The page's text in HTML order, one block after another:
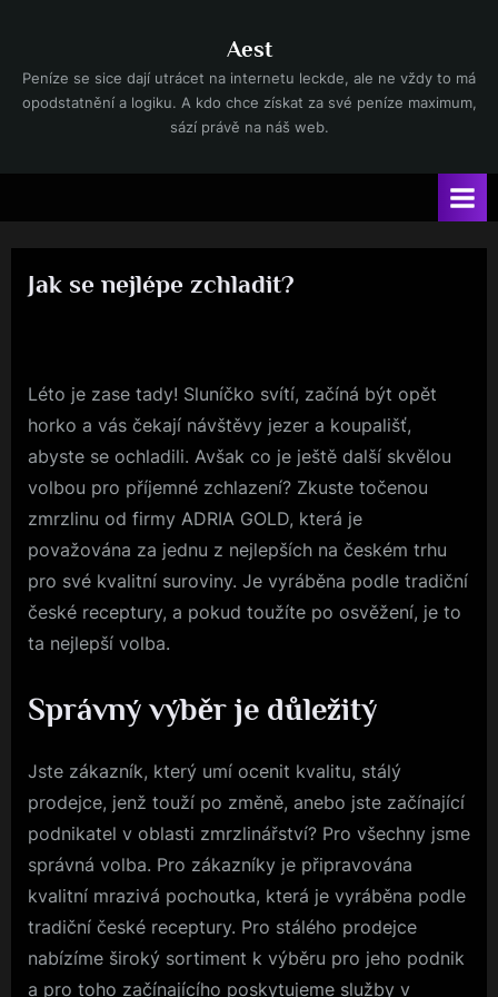
content
Aest
Peníze se sice dají utrácet na internetu leckde, ale ne vždy to má
opodstatnění a logiku. A kdo chce získat za své peníze maximum,
sází právě na náš web.
Jak se nejlépe zchladit?
Léto je zase tady! Sluníčko svítí, začíná být opět
horko a vás čekají návštěvy jezer a koupališť,
abyste se ochladili. Avšak co je ještě další skvělou
volbou pro příjemné zchlazení? Zkuste točenou
zmrzlinu od firmy ADRIA GOLD, která je
považována za jednu z nejlepších na českém trhu
pro své kvalitní suroviny. Je vyráběna podle tradiční
české receptury, a pokud toužíte po osvěžení, je to
ta nejlepší volba.
Správný výběr je důležitý
Jste zákazník, který umí ocenit kvalitu, stálý
prodejce, jenž touží po změně, anebo jste začínající
podnikatel v oblasti zmrzlinářství? Pro všechny jsme
správná volba. Pro zákazníky je připravována
kvalitní mrazivá pochoutka, která je vyráběna podle
tradiční české receptury. Pro stálého prodejce
nabízíme široký sortiment k výběru pro jeho podnik
a pro toho začínajícího poskytujeme služby v